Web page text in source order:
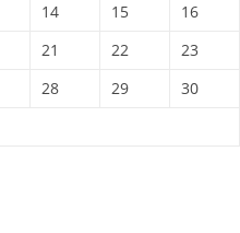
14 15
16
21 22
23
28 29
30